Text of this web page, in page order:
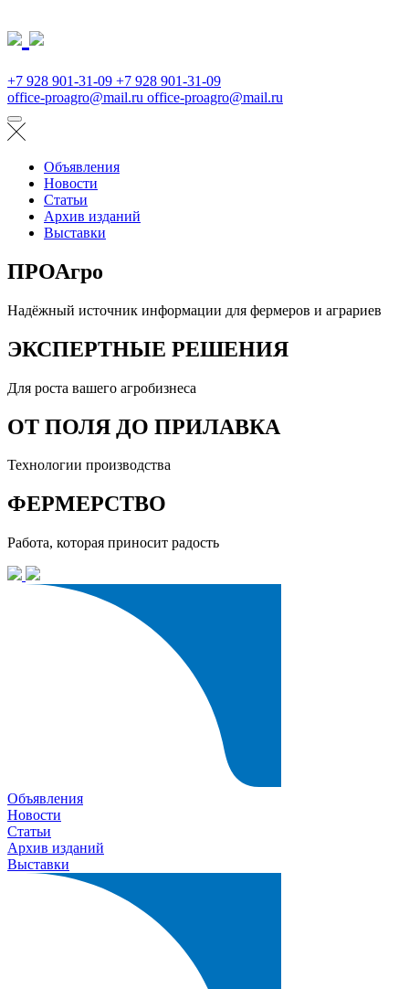
+7 928 901-31-09 +7 928 901-31-09
office-proagro@mail.ru office-proagro@mail.ru
Объявления
Новости
Статьи
Архив изданий
Выставки
ПРОАгро
Надёжный источник информации для фермеров и аграриев
ЭКСПЕРТНЫЕ РЕШЕНИЯ
Для роста вашего агробизнеса
ОТ ПОЛЯ ДО ПРИЛАВКА
Технологии производства
ФЕРМЕРСТВО
Работа, которая приносит радость
Объявления
Новости
Статьи
Архив изданий
Выставки